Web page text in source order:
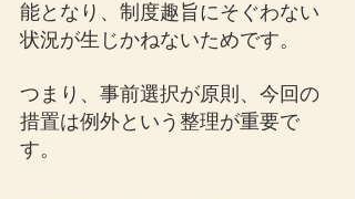
能となり、制度趣旨にそぐわない
状況が生じかねないためです。
つまり、事前選択が原則、今回の
措置は例外という整理が重要で
す。